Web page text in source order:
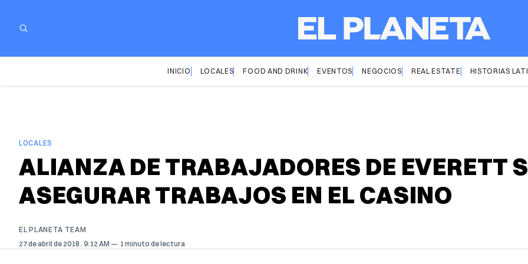
INICIO LOCALES FOOD AND DRINK EVENTOS NEGOCIOS REAL ESTATE HISTORIAS
LOCALES
ALIANZA DE TRABAJADORES DE EVERETT
ASEGURAR TRABAJOS EN EL CASINO
EL PLANETA TEAM
27 de abril de 2018 . 9:12 AM 1 minuto de lectura